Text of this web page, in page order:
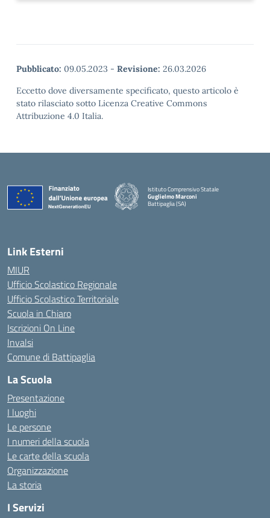
Pubblicato: 09.05.2023 - Revisione: 26.03.2026
Eccetto dove diversamente specificato, questo articolo è
stato rilasciato sotto Licenza Creative Commons
Attribuzione 4.0 Italia.
Istituto Comprensivo Statale
Guglielmo Marconi
Battipaglia (SA)
— Visita la pagina iniziale della scuola
Link Esterni
MIUR
Ufficio Scolastico Regionale
Ufficio Scolastico Territoriale
Scuola in Chiaro
Iscrizioni On Line
Invalsi
Comune di Battipaglia
La Scuola
Presentazione
I luoghi
Le persone
I numeri della scuola
Le carte della scuola
Organizzazione
La storia
I Servizi